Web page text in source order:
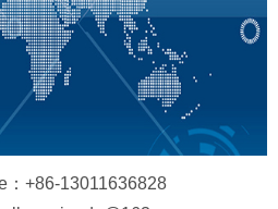
：+86-13011636828